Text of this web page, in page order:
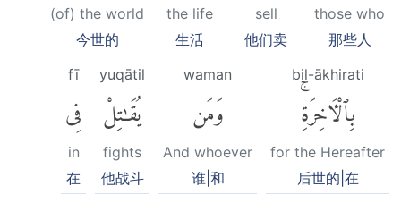
those who
那些人
sell
他们卖
the life
生活
(of) the world
今世的
bil-ākhirati
بِٱلْءَاخِرَةِۚ
for the Hereafter
后世的|在
waman
وَمَن
And whoever
谁|和
yuqātil
يُقَٰتِلْ
fights
他战斗
fī
فِى
in
在